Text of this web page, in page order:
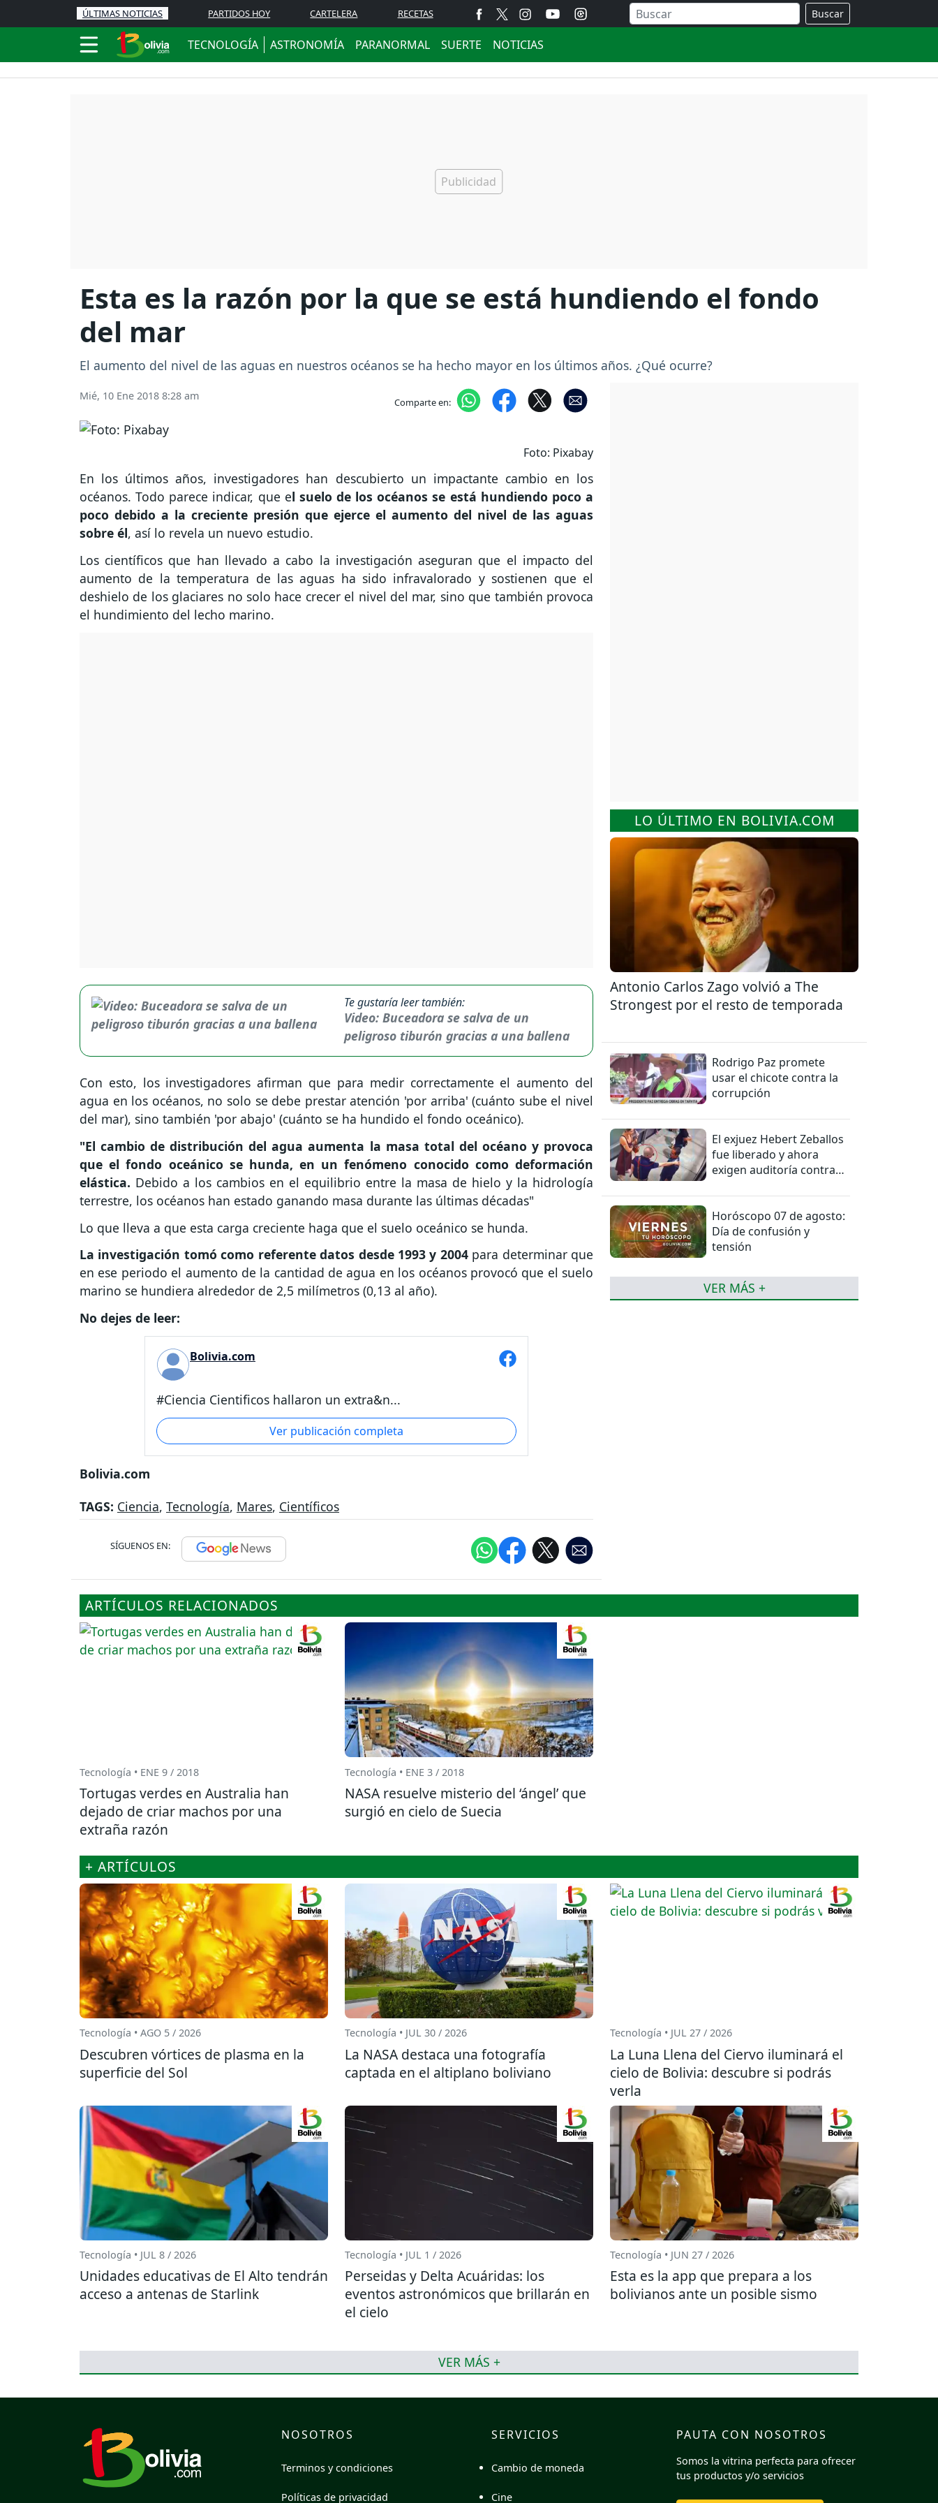
ÚLTIMAS NOTICIAS PARTIDOS HOY CARTELERA RECETAS Buscar
TECNOLOGÍA ASTRONOMÍA PARANORMAL SUERTE NOTICIAS
Esta es la razón por la que se está hundiendo el fondo
del mar
El aumento del nivel de las aguas en nuestros océanos se ha hecho mayor en los últimos años. ¿Qué ocurre?
Mié, 10 Ene 2018 8:28 am Comparte en:
Foto: Pixabay
En los últimos años, investigadores han descubierto un impactante cambio en los
océanos. Todo parece indicar, que el suelo de los océanos se está hundiendo poco a
poco debido a la creciente presión que ejerce el aumento del nivel de las aguas
sobre él, así lo revela un nuevo estudio.
Los científicos que han llevado a cabo la investigación aseguran que el impacto del
aumento de la temperatura de las aguas ha sido infravalorado y sostienen que el
deshielo de los glaciares no solo hace crecer el nivel del mar, sino que también provoca
el hundimiento del lecho marino.
Te gustaría leer también:
Video: Buceadora se salva de un
peligroso tiburón gracias a una ballena
Con esto, los investigadores afirman que para medir correctamente el aumento del
agua en los océanos, no solo se debe prestar atención 'por arriba' (cuánto sube el nivel
del mar), sino también 'por abajo' (cuánto se ha hundido el fondo oceánico).
"El cambio de distribución del agua aumenta la masa total del océano y provoca
que el fondo oceánico se hunda, en un fenómeno conocido como deformación
elástica. Debido a los cambios en el equilibrio entre la masa de hielo y la hidrología
terrestre, los océanos han estado ganando masa durante las últimas décadas"
Lo que lleva a que esta carga creciente haga que el suelo oceánico se hunda.
La investigación tomó como referente datos desde 1993 y 2004 para determinar que
en ese periodo el aumento de la cantidad de agua en los océanos provocó que el suelo
marino se hundiera alrededor de 2,5 milímetros (0,13 al año).
No dejes de leer:
Bolivia.com
#Ciencia Cientificos hallaron un extra&n...
Ver publicación completa
Bolivia.com
TAGS: Ciencia, Tecnología, Mares, Científicos
SÍGUENOS EN:
LO ÚLTIMO EN BOLIVIA.COM
Antonio Carlos Zago volvió a The
Strongest por el resto de temporada
Rodrigo Paz promete
usar el chicote contra la
corrupción
El exjuez Hebert Zeballos
fue liberado y ahora
exigen auditoría contra
Horóscopo 07 de agosto:
Día de confusión y
tensión
VER MÁS +
ARTÍCULOS RELACIONADOS
Tecnología • ENE 9 / 2018
Tortugas verdes en Australia han
dejado de criar machos por una
extraña razón
Tecnología • ENE 3 / 2018
NASA resuelve misterio del ‘ángel’ que
surgió en cielo de Suecia
+ ARTÍCULOS
Tecnología • AGO 5 / 2026
Descubren vórtices de plasma en la
superficie del Sol
Tecnología • JUL 30 / 2026
La NASA destaca una fotografía
captada en el altiplano boliviano
Tecnología • JUL 27 / 2026
La Luna Llena del Ciervo iluminará el
cielo de Bolivia: descubre si podrás
verla
Tecnología • JUL 8 / 2026
Unidades educativas de El Alto tendrán
acceso a antenas de Starlink
Tecnología • JUL 1 / 2026
Perseidas y Delta Acuáridas: los
eventos astronómicos que brillarán en
el cielo
Tecnología • JUN 27 / 2026
Esta es la app que prepara a los
bolivianos ante un posible sismo
VER MÁS +
NOSOTROS
Terminos y condiciones
Políticas de privacidad
SERVICIOS
Cambio de moneda
Cine
PAUTA CON NOSOTROS
Somos la vitrina perfecta para ofrecer
tus productos y/o servicios